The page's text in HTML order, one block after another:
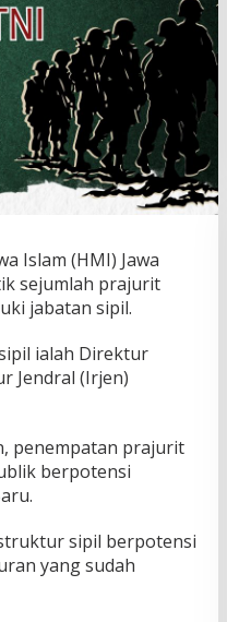
Islam (HMI) Jawa
sejumlah prajurit
jabatan sipil.
ialah Direktur
Jendral (Irjen)
penempatan prajurit
berpotensi
sipil berpotensi
yang sudah